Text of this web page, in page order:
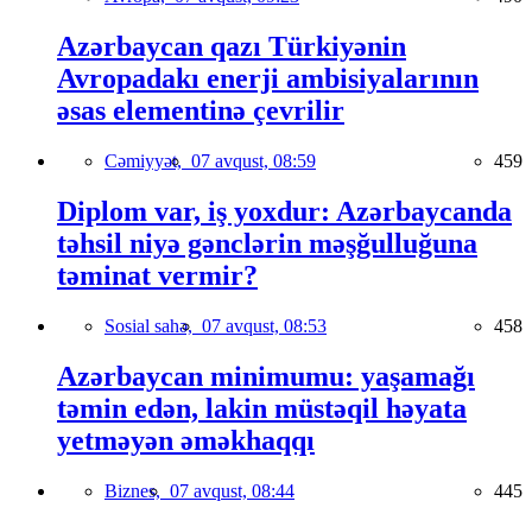
Azərbaycan qazı Türkiyənin
Avropadakı enerji ambisiyalarının
əsas elementinə çevrilir
Cəmiyyət, 07 avqust, 08:59 459
Diplom var, iş yoxdur: Azərbaycanda
təhsil niyə gənclərin məşğulluğuna
təminat vermir?
Sosial sahə, 07 avqust, 08:53 458
Azərbaycan minimumu: yaşamağı
təmin edən, lakin müstəqil həyata
yetməyən əməkhaqqı
Biznes, 07 avqust, 08:44 445